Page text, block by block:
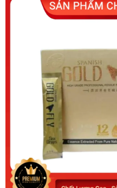
TIN TỨC & BLOG